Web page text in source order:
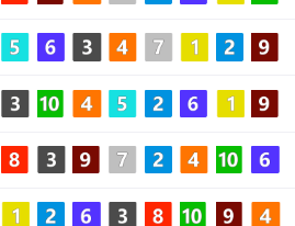
今日号码统计 位置走势
单双大小路珠